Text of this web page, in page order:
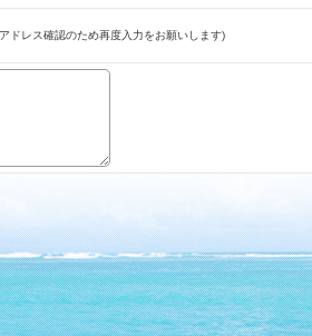
アドレス確認のため再度入力をお願いします)